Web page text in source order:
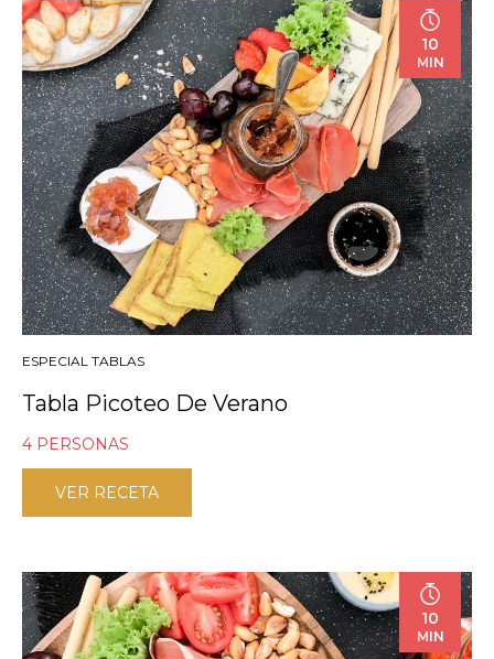
10
MIN
ESPECIAL TABLAS
Tabla Picoteo De Verano
4 PERSONAS
VER RECETA
10
MIN